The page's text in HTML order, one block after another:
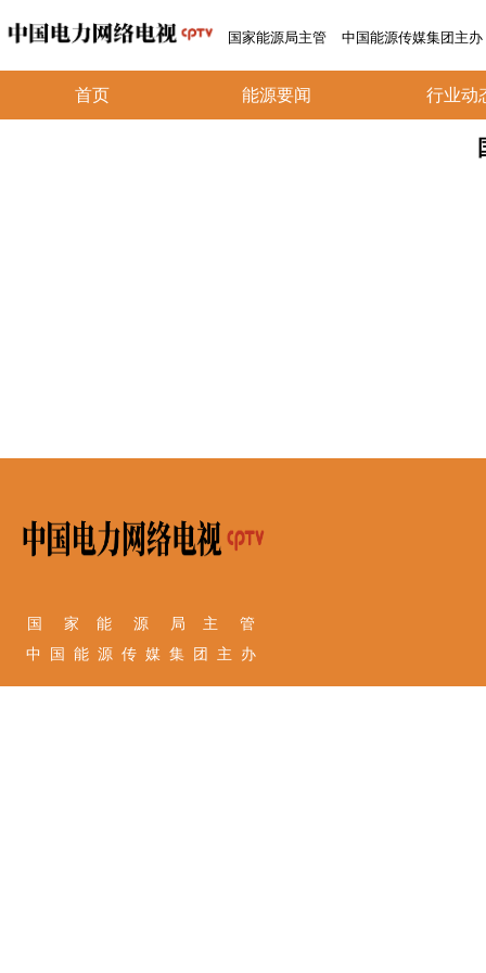
国家能源局主管 中国能源传媒集团主办
首页 能源要闻 行业动
国 家 能 源 局 主 管
中 国 能 源 传 媒 集 团 主 办